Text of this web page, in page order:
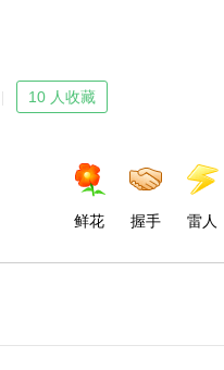
10 人收藏
鲜花 握手 雷人